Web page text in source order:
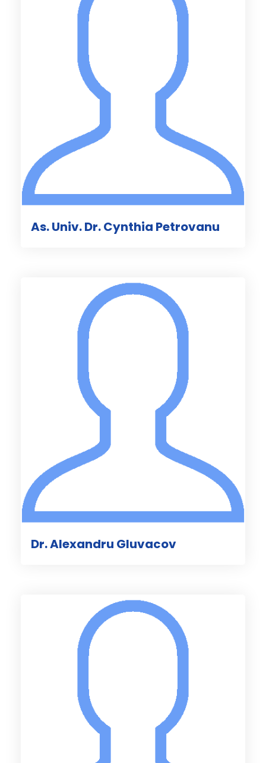
As. Univ. Dr. Cynthia Petrovanu
Dr. Alexandru Gluvacov